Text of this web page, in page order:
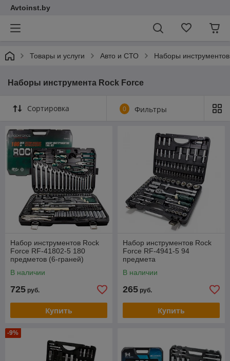
Avtoinst.by
Товары и услуги Авто и СТО Наборы инструментов
Наборы инструмента Rock Force
Сортировка 0 Фильтры
Набор инструментов Rock
Force RF-41802-5 180
предметов (6-граней)
В наличии
725 руб.
Купить
Набор инструментов Rock
Force RF-4941-5 94
предмета
В наличии
265 руб.
Купить
-9%